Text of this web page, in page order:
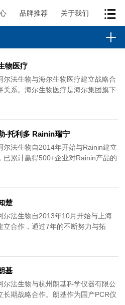
品牌推荐 关于我们
物医疗
尔法生物与海尔生物医疗建立战略合
关系。海尔生物医疗是海尔集团旗下
藏全温区，服务全球100+国家和地
院血站、疾控中心、科研院所。
-托利多 Rainin瑞宁
尔法生物自2014年开始与Rainin建立
已累计赢得500+企业对Rainin产品的
移液器、电动移液器、多通道移液
和通用移液器吸头及专业
服务。
楚
尔法生物自2013年10月开始与上海
立合作，通过7年的不断努力与拓
企业的对知楚系列的信赖和认可。上
仪器有限公司是多年致力于振荡培养
发、生产和服务的公司。产品系列丰
二氧化碳摇床,恒温振荡培养箱，全温
养箱，震荡培养箱，摇床等.
基
尔法生物与杭州朗基科学仪器有限公
长期战略合作。朗基作为国产PCR仪